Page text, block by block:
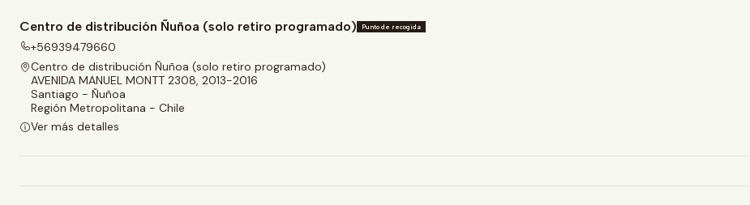
Centro de distribución Ñuñoa (solo retiro programado) Punto de recogida
+56939479660
Centro de distribución Ñuñoa (solo retiro programado)
AVENIDA MANUEL MONTT 2308, 2013-2016
Santiago - Ñuñoa
Región Metropolitana - Chile
Ver más detalles